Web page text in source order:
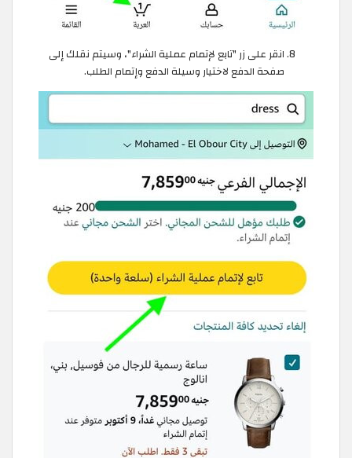
انقر على زر "تابع لإتمام عملية الشراء"، وسيتم نقلك إلى
صفحة الدفع لاختيار وسيلة الدفع وإتمام الطلب.